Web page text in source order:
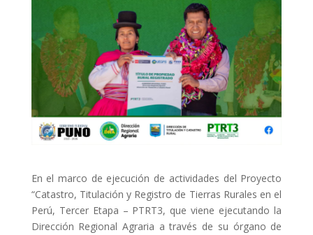
En el marco de ejecución de actividades del Proyecto
“Catastro, Titulación y Registro de Tierras Rurales en el
Perú, Tercer Etapa – PTRT3, que viene ejecutando la
Dirección Regional Agraria a través de su órgano de